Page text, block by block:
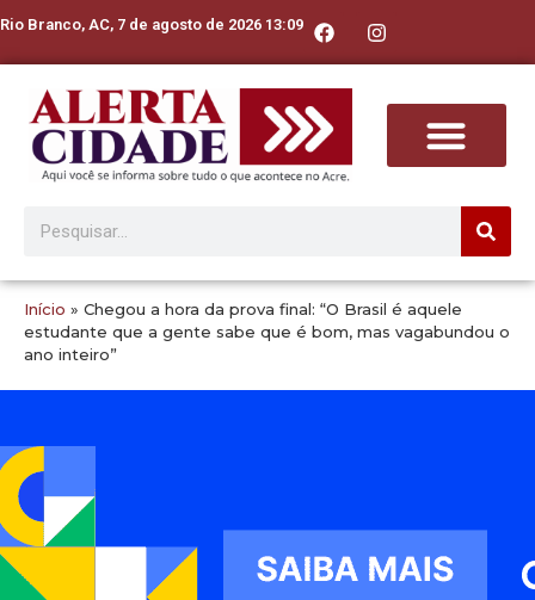
Rio Branco, AC, 7 de agosto de 2026 13:09
Início » Chegou a hora da prova final: “O Brasil é aquele
estudante que a gente sabe que é bom, mas vagabundou o
ano inteiro”